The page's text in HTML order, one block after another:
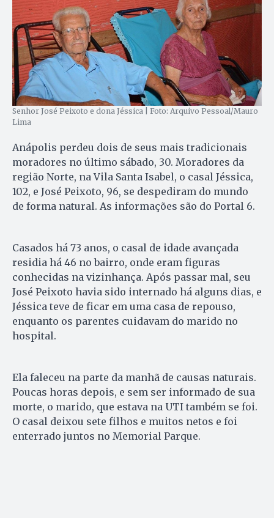
Senhor José Peixoto e dona Jéssica | Foto: Arquivo Pessoal/Mauro
Lima
Anápolis perdeu dois de seus mais tradicionais
moradores no último sábado, 30. Moradores da
região Norte, na Vila Santa Isabel, o casal Jéssica,
102, e José Peixoto, 96, se despediram do mundo
de forma natural. As informações são do Portal 6.
Casados há 73 anos, o casal de idade avançada
residia há 46 no bairro, onde eram figuras
conhecidas na vizinhança. Após passar mal, seu
José Peixoto havia sido internado há alguns dias, e
Jéssica teve de ficar em uma casa de repouso,
enquanto os parentes cuidavam do marido no
hospital.
Ela faleceu na parte da manhã de causas naturais.
Poucas horas depois, e sem ser informado de sua
morte, o marido, que estava na UTI também se foi.
O casal deixou sete filhos e muitos netos e foi
enterrado juntos no Memorial Parque.